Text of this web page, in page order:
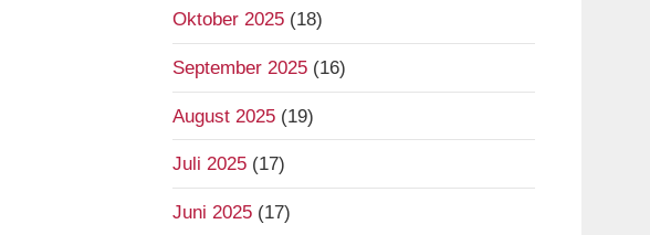
Oktober 2025(18)
September 2025(16)
August 2025(19)
Juli 2025(17)
Juni 2025(17)